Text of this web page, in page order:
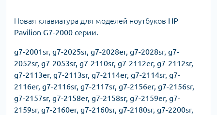
Новая клавиатура для моделей ноутбуков HP
Pavilion G7-2000 серии.
g7-2001sr, g7-2025sr, g7-2028er, g7-2028sr, g7-
2052sr, g7-2053sr, g7-2110sr, g7-2112er, g7-2112sr,
g7-2113er, g7-2113sr, g7-2114er, g7-2114sr, g7-
2116er, g7-2116sr, g7-2117sr, g7-2156er, g7-2156sr,
g7-2157sr, g7-2158er, g7-2158sr, g7-2159er, g7-
2159sr, g7-2160er, g7-2160sr, g7-2180sr, g7-2200sr,